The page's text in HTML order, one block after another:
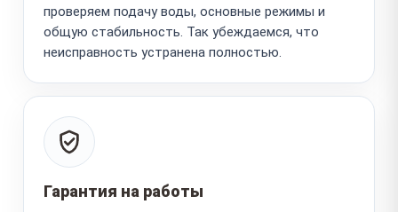
проверяем подачу воды, основные режимы и
общую стабильность. Так убеждаемся, что
неисправность устранена полностью.
Гарантия на работы